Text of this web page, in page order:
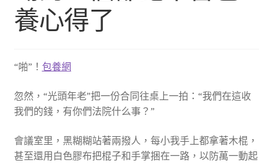
養心得了
“啪”！ 包養網
忽然，“光頭年老”把一份合同往桌上一拍：“我們在這收
我們的錢，有你們法院什么事？”
會議室里，黑糊糊站著兩撥人，每小我手上都拿著木棍，
甚至還用白色膠布把棍子和手掌捆在一路，以防萬一動起